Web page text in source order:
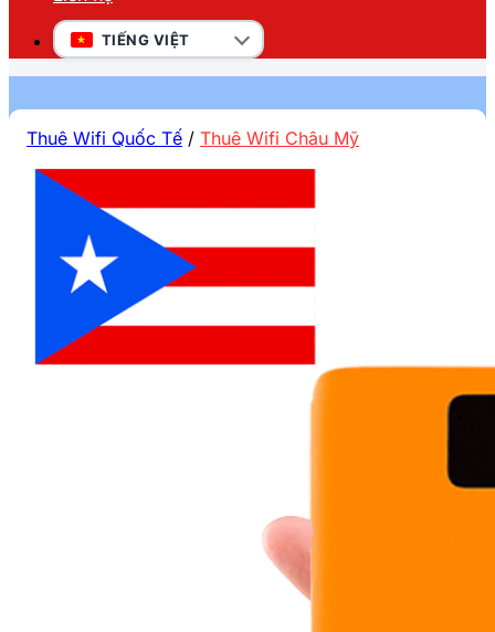
TIẾNG VIỆT
Thuê Wifi Quốc Tế / Thuê Wifi Châu Mỹ